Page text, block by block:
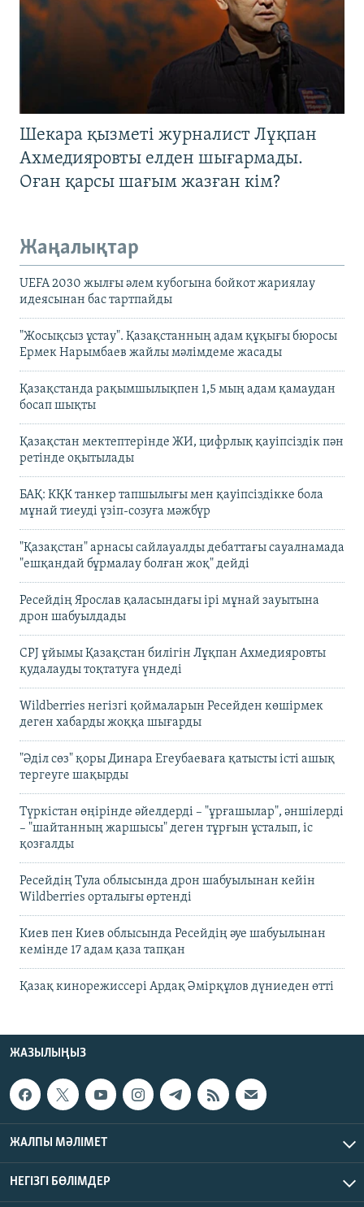
Шекара қызметі журналист Лұқпан
Ахмедияровты елден шығармады.
Оған қарсы шағым жазған кім?
Жаңалықтар
UEFA 2030 жылғы әлем кубогына бойкот жариялау
идеясынан бас тартпайды
"Жосықсыз ұстау". Қазақстанның адам құқығы бюросы
Ермек Нарымбаев жайлы мәлімдеме жасады
Қазақстанда рақымшылықпен 1,5 мың адам қамаудан
босап шықты
Қазақстан мектептерінде ЖИ, цифрлық қауіпсіздік пән
ретінде оқытылады
БАҚ: КҚК танкер тапшылығы мен қауіпсіздікке бола
мұнай тиеуді үзіп-созуға мәжбүр
"Қазақстан" арнасы сайлауалды дебаттағы сауалнамада
"ешқандай бұрмалау болған жоқ" дейді
Ресейдің Ярослав қаласындағы ірі мұнай зауытына
дрон шабуылдады
CPJ ұйымы Қазақстан билігін Лұқпан Ахмедияровты
қудалауды тоқтатуға үндеді
Wildberries негізгі қоймаларын Ресейден көшірмек
деген хабарды жоққа шығарды
"Әділ сөз" қоры Динара Егеубаеваға қатысты істі ашық
тергеуге шақырды
Түркістан өңірінде әйелдерді – "ұрғашылар", әншілерді
– "шайтанның жаршысы" деген тұрғын ұсталып, іс
қозғалды
Ресейдің Тула облысында дрон шабуылынан кейін
Wildberries орталығы өртенді
Киев пен Киев облысында Ресейдің әуе шабуылынан
кемінде 17 адам қаза тапқан
Қазақ кинорежиссері Ардақ Әмірқұлов дүниеден өтті
ЖАЗЫЛЫҢЫЗ
ЖАЛПЫ МӘЛІМЕТ
НЕГІЗГІ БӨЛІМДЕР